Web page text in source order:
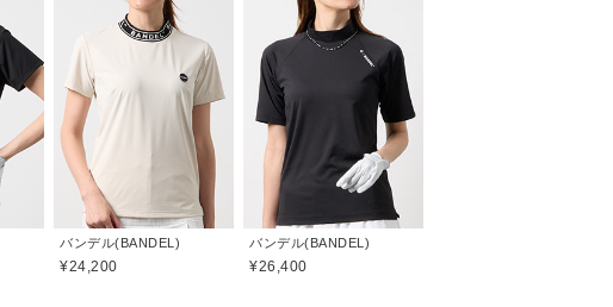
バンデル(BANDEL)
¥24,200
バンデル(BANDEL)
¥26,400